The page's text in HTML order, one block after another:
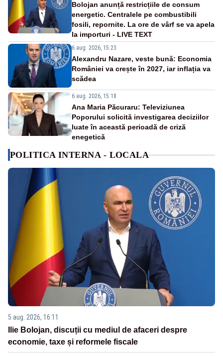
Bolojan anunță restricțiile de consum
energetic. Centralele pe combustibili
fosili, repornite. La ore de vârf se va apela
la importuri - LIVE TEXT
6 aug. 2026, 15:23
Alexandru Nazare, veste bună: Economia
României va crește în 2027, iar inflația va
scădea
6 aug. 2026, 15:18
Ana Maria Păcuraru: Televiziunea
Poporului solicită investigarea deciziilor
luate în această perioadă de criză
enegetică
POLITICA INTERNA - LOCALA
5 aug. 2026, 16:11
Ilie Bolojan, discuții cu mediul de afaceri despre
economie, taxe și reformele fiscale